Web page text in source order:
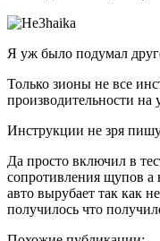
Я уж было подумал
Только зионы не все
производительности на
Инструкции не зря
Да просто включил в
сопротивления щупов а
авто вырубает так как
получилось что